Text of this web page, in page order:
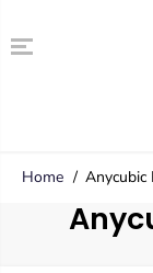
Home Anycubic